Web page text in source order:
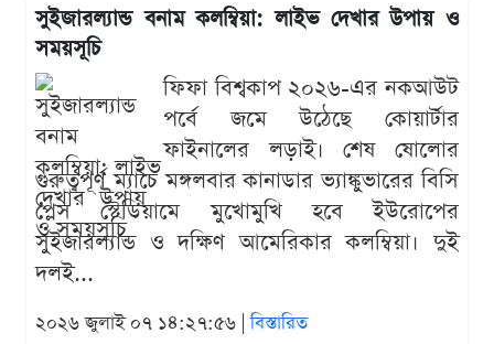
সুইজারল্যান্ড বনাম কলম্বিয়া: লাইভ দেখার উপায় ও
সময়সূচি
ফিফা বিশ্বকাপ ২০২৬-এর নকআউট
পর্বে জমে উঠেছে কোয়ার্টার
ফাইনালের লড়াই। শেষ ষোলোর
গুরুত্বপূর্ণ ম্যাচে মঙ্গলবার কানাডার ভ্যাঙ্কুভারের বিসি
প্লেস স্টেডিয়ামে মুখোমুখি হবে ইউরোপের
সুইজারল্যান্ড ও দক্ষিণ আমেরিকার কলম্বিয়া। দুই
দলই...
২০২৬ জুলাই ০৭ ১৪:২৭:৫৬ |বিস্তারিত